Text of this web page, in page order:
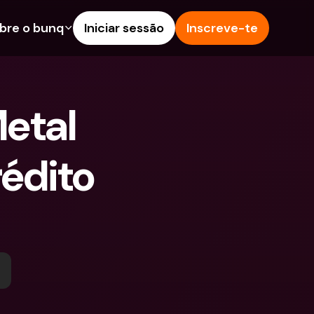
de Crédito
Estrangeiras & IBANs
e Depósitos
o bunq
Blog
Reportar um problema
Contacta-nos
Documentos Legais
Iniciar sessão Inscreve-te